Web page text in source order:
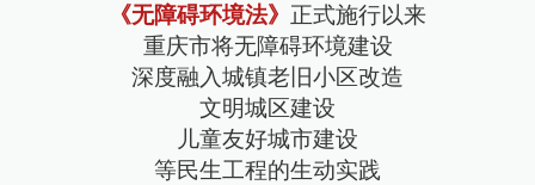
《无障碍环境法》 正式施行以来
重庆市将无障碍环境建设
深度融入城镇老旧小区改造
文明城区建设
儿童友好城市建设
等民生工程的生动实践